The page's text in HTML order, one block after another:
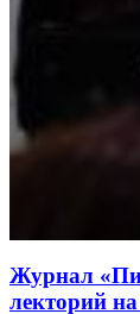
Журнал
лекторий